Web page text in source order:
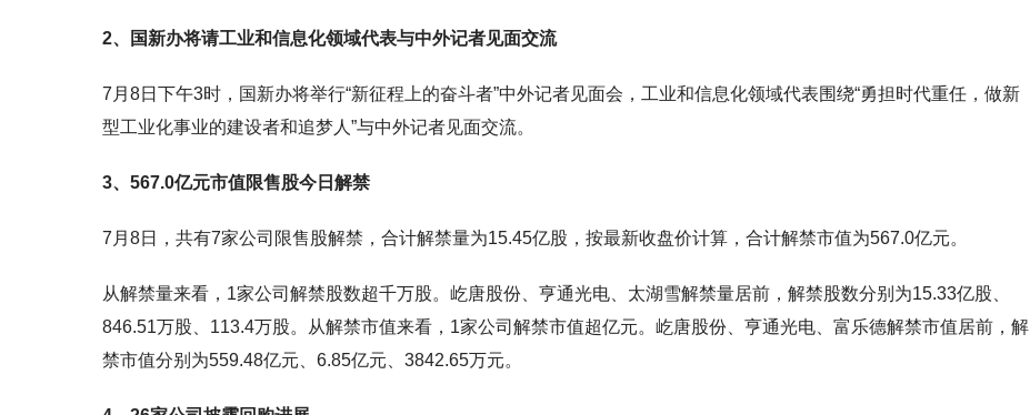
2、国新办将请工业和信息化领域代表与中外记者见面交流
7月8日下午3时，国新办将举行“新征程上的奋斗者”中外记者见面会，工业和信息化领域代表围绕“勇担时代重任，做新
型工业化事业的建设者和追梦人”与中外记者见面交流。
3、567.0亿元市值限售股今日解禁
7月8日，共有7家公司限售股解禁，合计解禁量为15.45亿股，按最新收盘价计算，合计解禁市值为567.0亿元。
从解禁量来看，1家公司解禁股数超千万股。屹唐股份、亨通光电、太湖雪解禁量居前，解禁股数分别为15.33亿股、
846.51万股、113.4万股。从解禁市值来看，1家公司解禁市值超亿元。屹唐股份、亨通光电、富乐德解禁市值居前，解
禁市值分别为559.48亿元、6.85亿元、3842.65万元。